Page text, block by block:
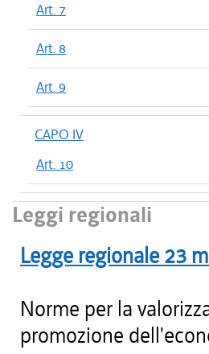
Art. 7
Art. 8
Art. 9
CAPO IV
Art. 10
Leggi regionali
Legge regionale 23
Norme per la
promozione